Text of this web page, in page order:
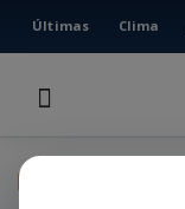
Últimas Clima
ÚLTIMAS